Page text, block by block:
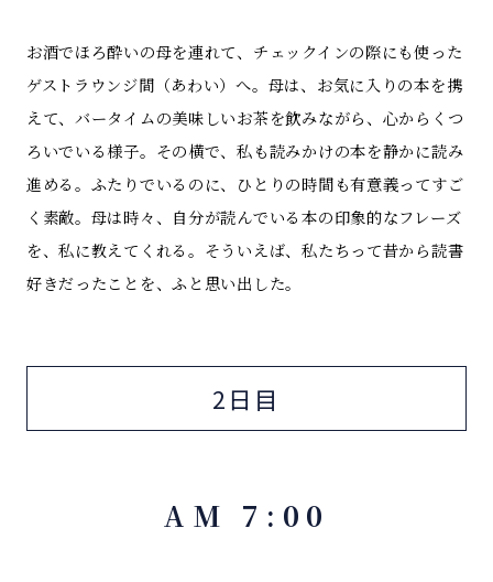
お酒でほろ酔いの母を連れて、チェックインの際にも使った
ゲストラウンジ間（あわい）へ。母は、お気に入りの本を携
えて、バータイムの美味しいお茶を飲みながら、心からくつ
ろいでいる様子。その横で、私も読みかけの本を静かに読み
進める。ふたりでいるのに、ひとりの時間も有意義ってすご
く素敵。母は時々、自分が読んでいる本の印象的なフレーズ
を、私に教えてくれる。そういえば、私たちって昔から読書
好きだったことを、ふと思い出した。
2日目
AM 7:00